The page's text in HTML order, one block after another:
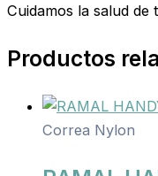
Cuidamos la salud
Productos
Correa Nylon